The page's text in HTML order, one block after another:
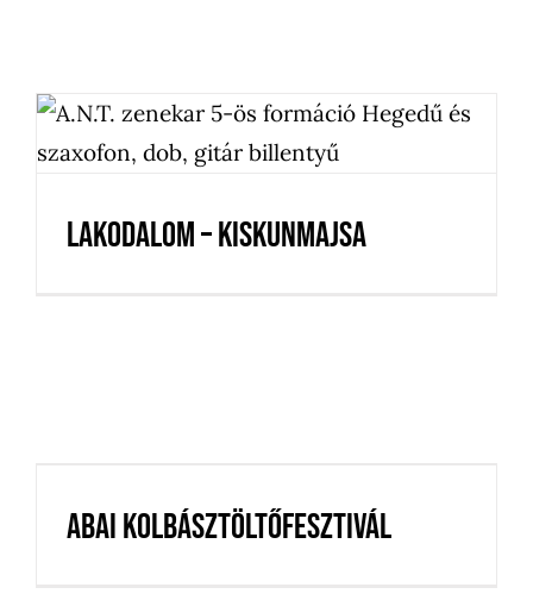
Lakodalom – Kiskunmajsa
Lakodalom – Kiskunmajsa
Abai Kolbásztöltőfesztivál